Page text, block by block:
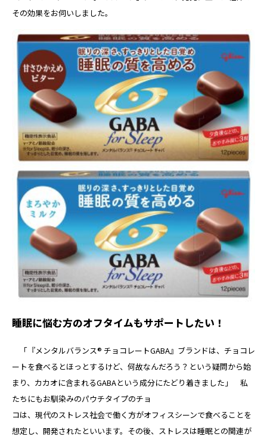
その効果をお伺いしました。
睡眠に悩む方のオフタイムもサポートしたい！
「『メンタルバランス® チョコレートGABA』ブランドは、チョコレ
ートを食べるとほっとするけど、何故なんだろう？という疑問から始
まり、カカオに含まれるGABAという成分にたどり着きました」 私
たちにもお馴染みのパウチタイプのチョ
コは、現代のストレス社会で働く方がオフィスシーンで食べることを
想定し、開発されたといいます。その後、ストレスは睡眠との関連が